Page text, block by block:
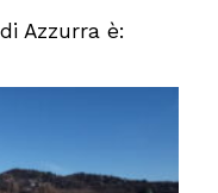
Azzurra è: